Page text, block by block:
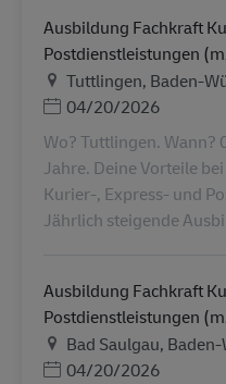
Ausbildung Fachkraft
Postdienstleistungen
Τοποθεσία
Tuttlingen, Baden-
Ημερομηνία Ανάρτησης
04/20/2026
Wo? Tuttlingen. Wann?
Jahre. Deine Vorteile
Kurier-, Express- und
Jährlich steigende
Ausbildung Fachkraft
Postdienstleistungen
Τοποθεσία
Bad Saulgau,
Ημερομηνία Ανάρτησης
04/20/2026